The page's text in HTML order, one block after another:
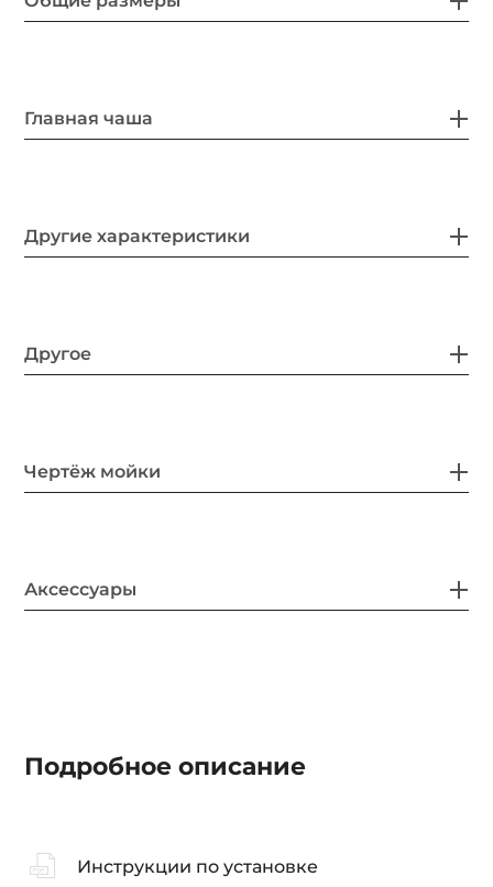
Главная чаша
Другие характеристики
Другое
Чертёж мойки
Аксессуары
Подробное описание
Инструкции по установке